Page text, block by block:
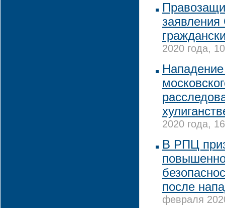
2020 года,
2020 года,
В РПЦ
после
февраля